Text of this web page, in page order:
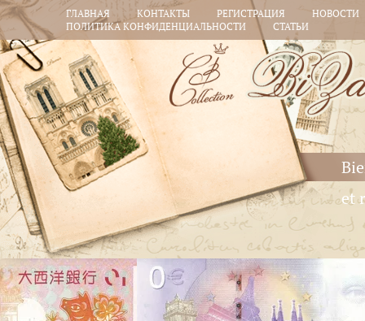
ГЛАВНАЯ КОНТАКТЫ РЕГИСТРАЦИЯ
НОВОСТИ
ПОЛИТИКА КОНФИДЕНЦИАЛЬНОСТИ
СТАТЬИ
et